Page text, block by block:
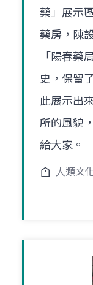
藥」展示
藥房，陳
「陽春藥
史，保留
此展示出
所的風貌
給大家。
人類文